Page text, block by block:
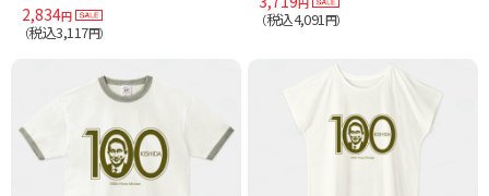
2,834円
（税込3,117円）
（税込4,091円）